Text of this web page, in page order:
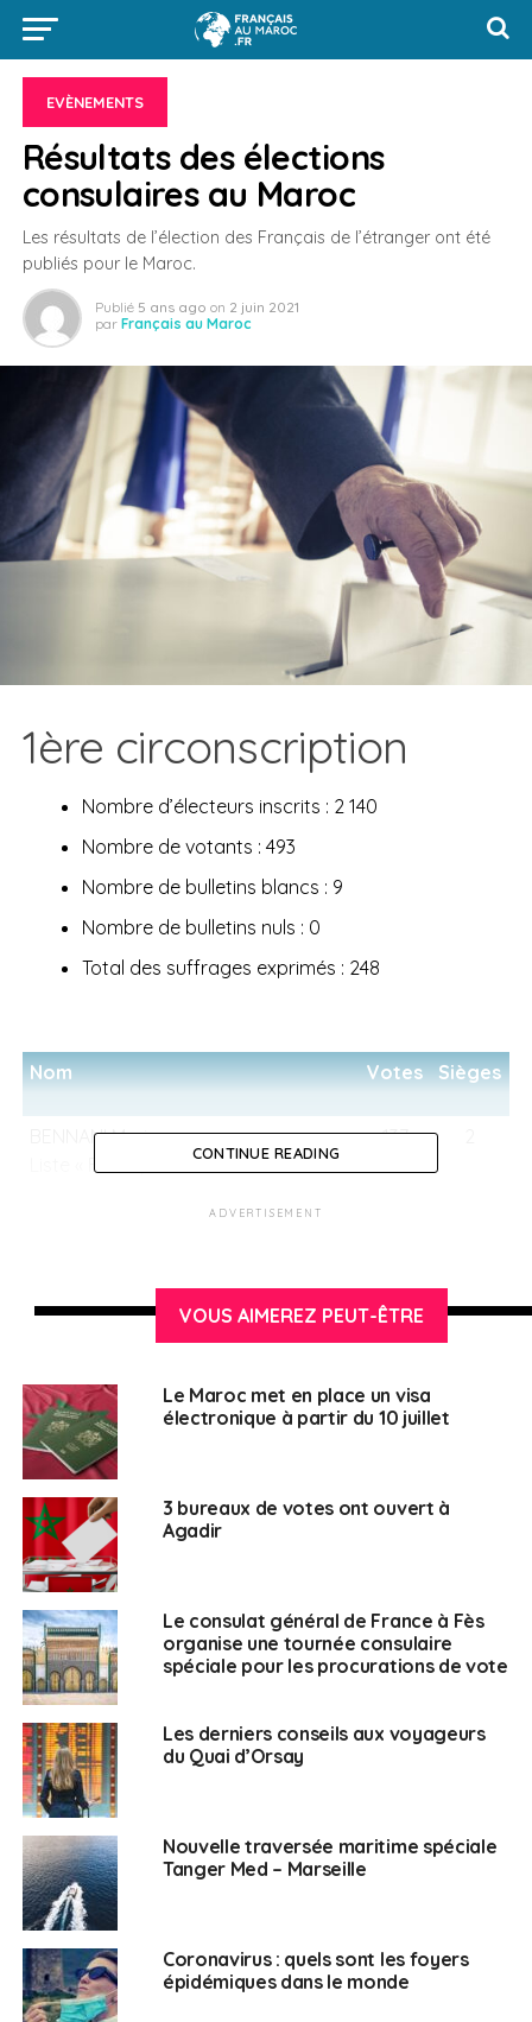
EVÈNEMENTS
Résultats des élections
consulaires au Maroc
Les résultats de l’élection des Français de l’étranger ont été
publiés pour le Maroc.
Publié 5 ans ago on 2 juin 2021
par Français au Maroc
1ère circonscription
Nombre d’électeurs inscrits : 2 140
Nombre de votants : 493
Nombre de bulletins blancs : 9
Nombre de bulletins nuls : 0
Total des suffrages exprimés : 248
Nom Votes Sièges
BENNANI Myriem.
Liste « FRANÇAIS DU MONDE A
137
Liste « LA LISTE (LISTE
INDEPENDANTE SOLIDAIRE DE
TANGER ET SES ENVIRONS) »
EL KABBAJ Zineb.
Liste « ALLIANCE SOLIDAIRE DES
FRANÇAIS DE TANGER ET SA
RÉGION »
64
GATTEL Olivier.
Liste « RASSEMBLEMENT
INDEPENDANT DES FRANCAIS DE
TANGER »
LIAGRE Bernard.
Liste « PLUS PROCHES DE VOUS
POUR ALLER PLUS LOIN »
Liste « Nouvel horizon, la liste du
renouveau. »
2ème circonscription
CONTINUE READING
ADVERTISEMENT
VOUS AIMEREZ PEUT-ÊTRE
Le Maroc met en place un visa
électronique à partir du 10 juillet
3 bureaux de votes ont ouvert à
Agadir
Le consulat général de France à Fès
organise une tournée consulaire
spéciale pour les procurations de vote
Les derniers conseils aux voyageurs
du Quai d’Orsay
Nouvelle traversée maritime spéciale
Tanger Med – Marseille
Coronavirus : quels sont les foyers
épidémiques dans le monde